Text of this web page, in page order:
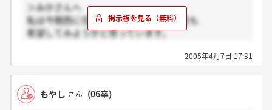
＞みかさんへ
私は今関西に住んでいるので、この会社も
希望してみようかと思っています。
先輩の話を聞いたら、以前読んだリクルートの
思ったので。
リクルートも食品関係じゃないですけどね（笑
2005年4月7日 17:31
もやし さん (06卒)